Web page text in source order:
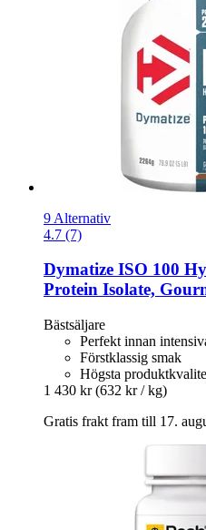
9 Alternativ
4.7 (7)
Dymatize ISO 100
Protein Isolate,
Bästsäljare
Perfekt innan
Förstklassig smak
Högsta
1 430 kr (632 kr / kg)
Gratis frakt fram till 17.